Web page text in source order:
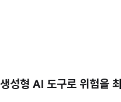
생성형 AI 도구로 위험을